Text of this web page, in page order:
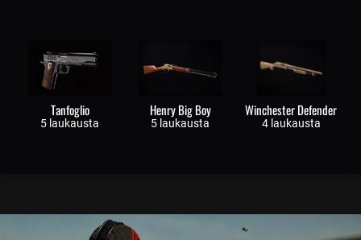
Tanfoglio
5 laukausta
Henry Big Boy
5 laukausta
Winchester Defender
4 laukausta